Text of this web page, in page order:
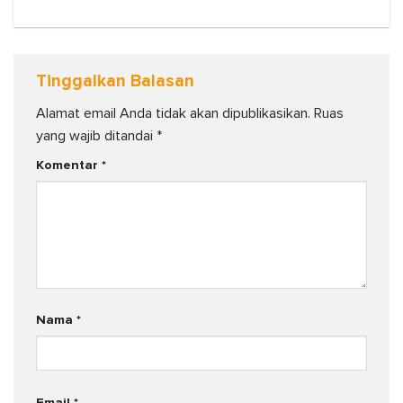
Tinggalkan Balasan
Alamat email Anda tidak akan dipublikasikan. Ruas
yang wajib ditandai *
Komentar *
Nama *